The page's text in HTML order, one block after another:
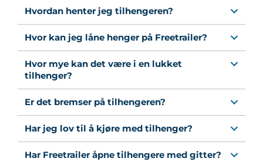
Hvordan henter jeg tilhengeren?
Hvor kan jeg låne henger på Freetrailer?
Hvor mye kan det være i en lukket
tilhenger?
Er det bremser på tilhengeren?
Har jeg lov til å kjøre med tilhenger?
Har Freetrailer åpne tilhengere med gitter?